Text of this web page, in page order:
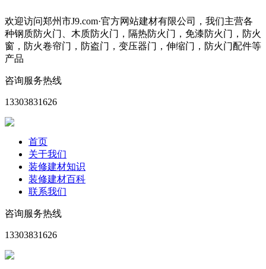
欢迎访问郑州市J9.com·官方网站建材有限公司，我们主营各
种钢质防火门、木质防火门，隔热防火门，免漆防火门，防火
窗，防火卷帘门，防盗门，变压器门，伸缩门，防火门配件等
产品
咨询服务热线
13303831626
首页
关于我们
装修建材知识
装修建材百科
联系我们
咨询服务热线
13303831626